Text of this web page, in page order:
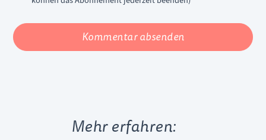
Kommentar absenden
Mehr erfahren: